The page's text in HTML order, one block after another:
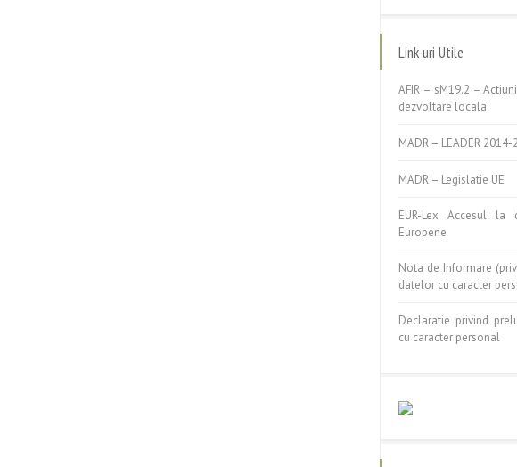
Link-uri Utile
AFIR – sM19.2 –
dezvoltare locala
MADR – LEADER 2014-
MADR – Legislatie UE
EUR-Lex Accesul la
Europene
Nota de Informare
datelor cu caracter
Declaratie privind
cu caracter personal